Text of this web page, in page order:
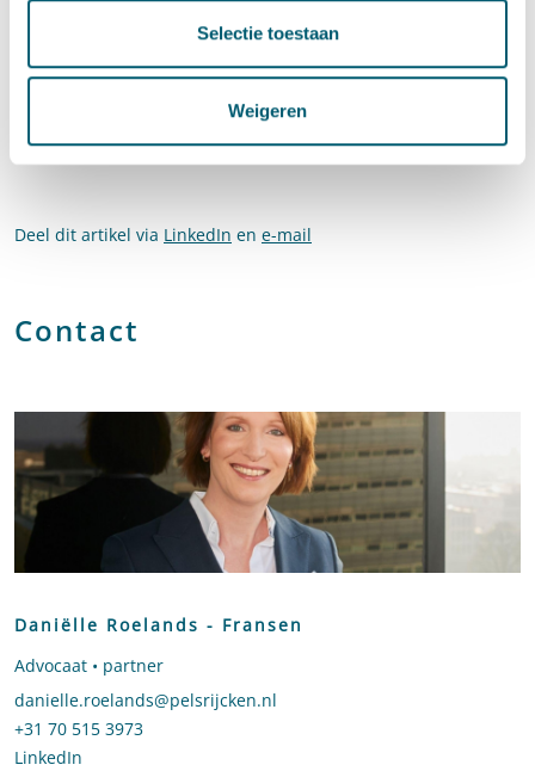
Selectie toestaan
Weigeren
omgevingsrecht (Wabo), de Wet ruimtelijke ordening (Wro) en
de Waterwet opgegaan in het Omgevingsbesluit.
Op dit blog houden wij de ontwikkelingen rondom deze AMvB
Deel dit artikel via LinkedIn en e-mail
Contact
Daniëlle Roelands - Fransen
Advocaat • partner
Stuur een e-mail naar Daniëlle Roelands - Fransen
danielle.roelands@pelsrijcken.nl
Bel naar Daniëlle Roelands - Fransen
+31 70 515 3973
LinkedIn